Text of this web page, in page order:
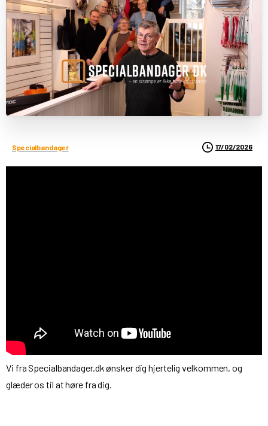
Specialbandager 17/02/2026
Vi fra Specialbandager.dk ønsker dig hjertelig velkommen, og
glæder os til at høre fra dig.